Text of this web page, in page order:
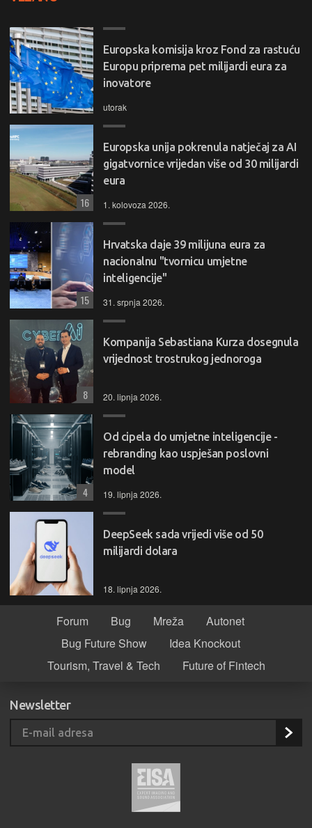
Europska komisija kroz Fond za rastuću
Europu priprema pet milijardi eura za
inovatore
utorak
Europska unija pokrenula natječaj za AI
gigatvornice vrijedan više od 30 milijardi
eura
1. kolovoza 2026.
16
Hrvatska daje 39 milijuna eura za
nacionalnu "tvornicu umjetne
inteligencije"
31. srpnja 2026.
15
Kompanija Sebastiana Kurza dosegnula
vrijednost trostrukog jednoroga
20. lipnja 2026.
8
Od cipela do umjetne inteligencije -
rebranding kao uspješan poslovni
model
19. lipnja 2026.
4
DeepSeek sada vrijedi više od 50
milijardi dolara
18. lipnja 2026.
Forum Bug Mreža
Autonet
Bug Future Show
Idea Knockout
Tourism, Travel & Tech
Future of Fintech
Newsletter